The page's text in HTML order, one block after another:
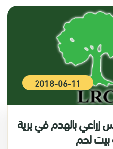
2018-06-11
وبركس زراعي بالهدم في برية
لحم